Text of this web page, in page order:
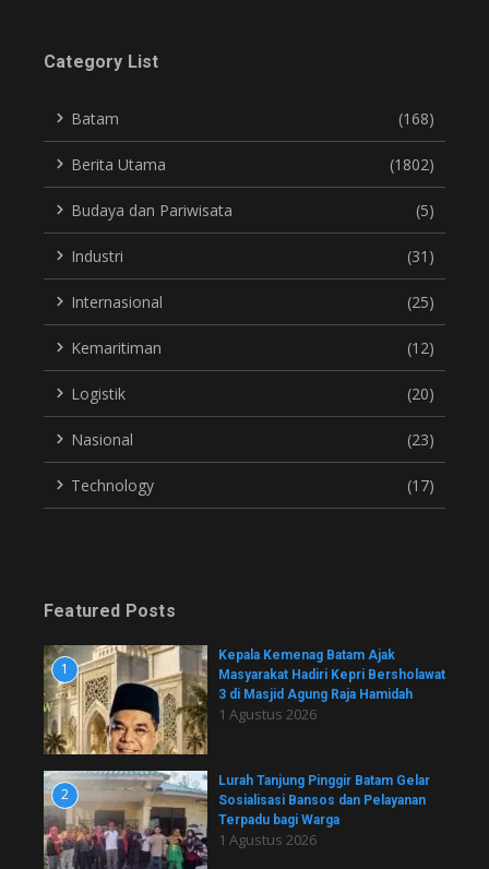
Category List
Batam (168)
Berita Utama (1802)
Budaya dan Pariwisata (5)
Industri (31)
Internasional (25)
Kemaritiman (12)
Logistik (20)
Nasional (23)
Technology (17)
Featured Posts
1
Kepala Kemenag Batam Ajak
Masyarakat Hadiri Kepri Bersholawat
3 di Masjid Agung Raja Hamidah
1 Agustus 2026
2
Lurah Tanjung Pinggir Batam Gelar
Sosialisasi Bansos dan Pelayanan
Terpadu bagi Warga
1 Agustus 2026